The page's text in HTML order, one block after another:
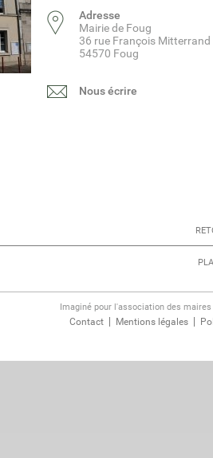
Adresse
Mairie de Foug
36 rue François Mitterrand
54570 Foug
Nous écrire
Imaginé pour l'association des
Contact Mentions légales